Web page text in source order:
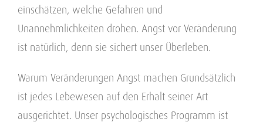
einschätzen, welche Gefahren und
Unannehmlichkeiten drohen. Angst vor Veränderung
ist natürlich, denn sie sichert unser Überleben.
Warum Veränderungen Angst machen Grundsätzlich
ist jedes Lebewesen auf den Erhalt seiner Art
ausgerichtet. Unser psychologisches Programm ist